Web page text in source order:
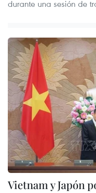
durante una sesión de
Vietnam y Japón